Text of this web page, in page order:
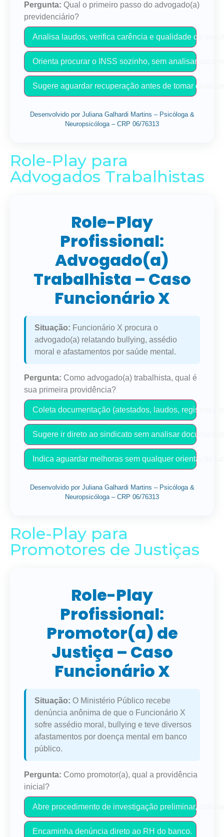
Pergunta: Qual o primeiro passo do advogado(a)
previdenciário?
Analisa laudos, verifica carência e qualidade de
Orienta procurar o INSS sozinho, sem analisar
Sugere aguardar recuperação antes de tomar
Desenvolvido por Juliana Galhardi Martins – Psicóloga &
Neuropsicóloga – CRP 06/76313
Role-Play para
Advogados Trabalhistas
Role-Play
Profissional:
Advogado(a)
Trabalhista – Caso
Funcionário X
Situação: Funcionário X procura o
advogado(a) relatando bullying, assédio
moral e afastamentos por saúde mental.
Pergunta: Como advogado(a) trabalhista, qual é
sua primeira providência?
Coleta documentação (atestados, laudos, registros),
Sugere ir direto ao sindicato sem analisar
Indica aguardar melhoras sem qualquer orientação
Desenvolvido por Juliana Galhardi Martins – Psicóloga &
Neuropsicóloga – CRP 06/76313
Role-Play para
Promotores de Justiças
Role-Play
Profissional:
Promotor(a) de
Justiça – Caso
Funcionário X
Situação: O Ministério Público recebe
denúncia anônima de que o Funcionário X
sofre assédio moral, bullying e teve diversos
afastamentos por doença mental em banco
público.
Pergunta: Como promotor(a), qual a providência
inicial?
Abre procedimento de investigação preliminar,
Encaminha denúncia direto ao RH do banco.